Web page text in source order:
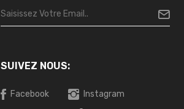
SUIVEZ NOUS:
Facebook Instagram